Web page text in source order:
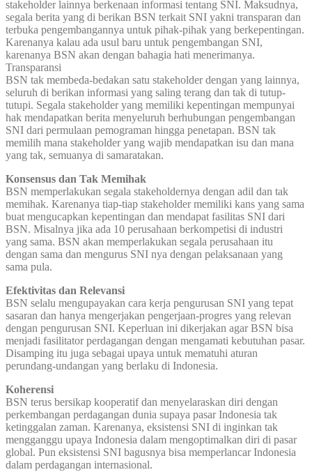
stakeholder lainnya berkenaan informasi tentang SNI. Maksudnya,
segala berita yang di berikan BSN terkait SNI yakni transparan dan
terbuka pengembangannya untuk pihak-pihak yang berkepentingan.
Karenanya kalau ada usul baru untuk pengembangan SNI,
karenanya BSN akan dengan bahagia hati menerimanya.
Transparansi
BSN tak membeda-bedakan satu stakeholder dengan yang lainnya,
seluruh di berikan informasi yang saling terang dan tak di tutup-
tutupi. Segala stakeholder yang memiliki kepentingan mempunyai
hak mendapatkan berita menyeluruh berhubungan pengembangan
SNI dari permulaan pemograman hingga penetapan. BSN tak
memilih mana stakeholder yang wajib mendapatkan isu dan mana
yang tak, semuanya di samaratakan.
Konsensus dan Tak Memihak
BSN memperlakukan segala stakeholdernya dengan adil dan tak
memihak. Karenanya tiap-tiap stakeholder memiliki kans yang sama
buat mengucapkan kepentingan dan mendapat fasilitas SNI dari
BSN. Misalnya jika ada 10 perusahaan berkompetisi di industri
yang sama. BSN akan memperlakukan segala perusahaan itu
dengan sama dan mengurus SNI nya dengan pelaksanaan yang
sama pula.
Efektivitas dan Relevansi
BSN selalu mengupayakan cara kerja pengurusan SNI yang tepat
sasaran dan hanya mengerjakan pengerjaan-progres yang relevan
dengan pengurusan SNI. Keperluan ini dikerjakan agar BSN bisa
menjadi fasilitator perdagangan dengan mengamati kebutuhan pasar.
Disamping itu juga sebagai upaya untuk mematuhi aturan
perundang-undangan yang berlaku di Indonesia.
Koherensi
BSN terus bersikap kooperatif dan menyelaraskan diri dengan
perkembangan perdagangan dunia supaya pasar Indonesia tak
ketinggalan zaman. Karenanya, eksistensi SNI di inginkan tak
mengganggu upaya Indonesia dalam mengoptimalkan diri di pasar
global. Pun eksistensi SNI bagusnya bisa memperlancar Indonesia
dalam perdagangan internasional.